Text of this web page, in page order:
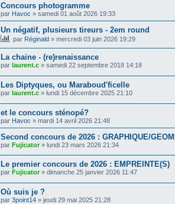
Concours photogramme
par Havoc » samedi 01 août 2026 19:33
Un négatif, plusieurs tireurs - 2em round
par Réginald » mercredi 03 juin 2026 19:29
La chaine - (re)renaissance
par laurent.c » samedi 22 septembre 2018 14:18
Les Diptyques, ou Maraboud'ficelle
par laurent.c » lundi 15 décembre 2025 21:10
et le concours sténopé?
par Havoc » mardi 14 avril 2026 21:48
Second concours de 2026 : GRAPHIQUE/
par Fujicator» lundi 23 mars 2026 21:34
Le premier concours de 2026 : EMPREINTE(S)
par Fujicator» dimanche 25 janvier 2026 11:47
Où suis je ?
par 3point14 » jeudi 29 mai 2025 21:28